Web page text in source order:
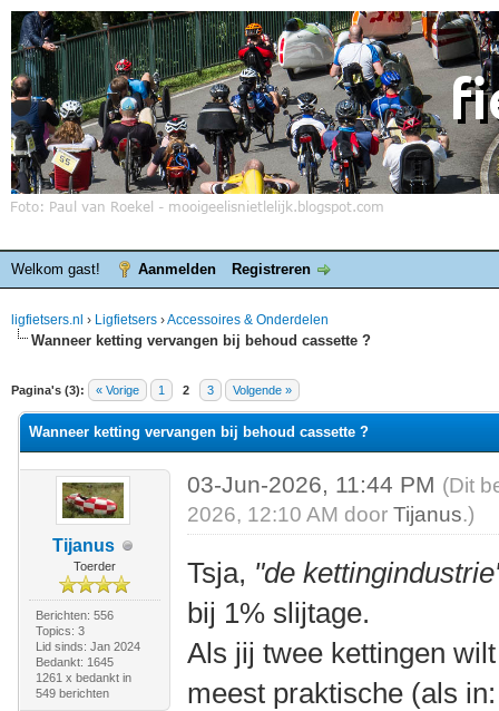
Welkom gast! Aanmelden Registreren
ligfietsers.nl › Ligfietsers ›Accessoires & Onderdelen
Wanneer ketting vervangen bij behoud cassette ?
Pagina's (3): « Vorige 1 2 3 Volgende »
waardering is 0
Wanneer ketting vervangen bij behoud cassette ?
Tijanus
Toerder
Berichten: 556
Topics: 3
Lid sinds: Jan 2024
Bedankt: 1645
1261 x bedankt in
549 berichten
03-Jun-2026, 11:44 PM (Dit
2026, 12:10 AM doorTijanus.)
Tsja, "de
bij 1% slijtage.
Als jij twee kettingen
meest praktische (als